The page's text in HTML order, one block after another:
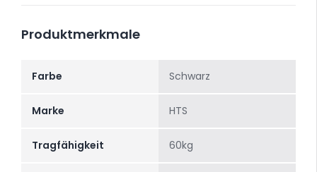
Produktmerkmale
Farbe Schwarz
Marke HTS
Tragfähigkeit 60kg